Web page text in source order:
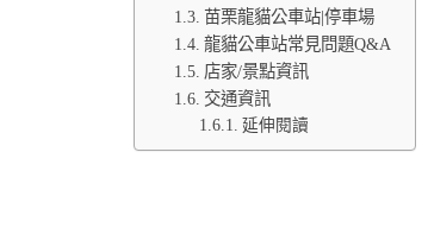
苗栗龍貓公車站|停車場
龍貓公車站常見問題Q&A
店家/景點資訊
交通資訊
延伸閱讀